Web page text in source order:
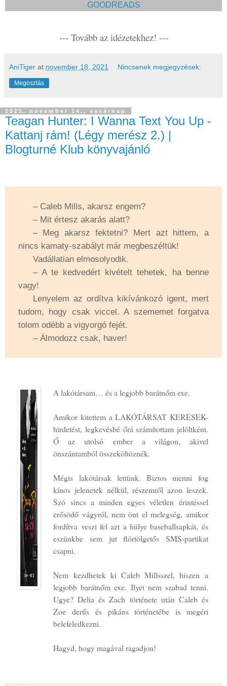
GOODREADS
--- Tovább az idézetekhez! ---
AniTiger at november 18, 2021 Nincsenek megjegyzések:
Megosztás
2021. november 14., vasárnap
Teagan Hunter: I ​Wanna Text You Up -
Kattanj rám! (Légy merész 2.) |
Blogturné Klub könyvajánló
– Caleb Mills, akarsz engem?
– Mit értesz akarás alatt?
– Meg akarsz fektetni? Mert azt hittem, a
nincs kamaty-szabályt már megbeszéltük!
Vadállatian elmosolyodik.
– A te kedvedért kivételt tehetek, ha benne
vagy!
Lenyelem az ordítva kikívánkozó igent, mert
tudom, hogy csak viccel. A szememet forgatva
tolom odébb a vigyorgó fejét.
– Álmodozz csak, haver!
A lakótársam… és a legjobb barátnőm exe.
Amikor kitettem a LAKÓTÁRSAT KERESEK-
hirdetést, legkevésbé őrá számítottam jelöltként.
Ő az utolsó ember a világon, akivel
önszántamból összeköltöznék.
Mégis lakótársak lettünk. Biztos menni fog
kínos jelenetek nélkül, részemről azon leszek.
Szó sincs a minden egyes véletlen érintéssel
erősödő vágyról, nem önt el melegség, amikor
fordítva veszi fel azt a hülye baseballsapkát, és
eszünkbe sem jut flörtölgetős SMS-partikat
csapni.
Nem kezdhetek ki Caleb Millsszel, hiszen a
legjobb barátnőm exe. Ilyet nem szabad tenni.
Ugye? Delia és Zach története után Caleb és
Zoe derűs és pikáns történetébe is megéri
belefeledkezni.
Hagyd, hogy magával ragadjon!